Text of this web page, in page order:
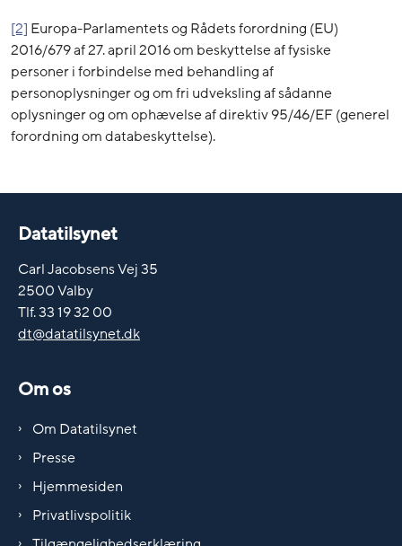
[2] Europa-Parlamentets og Rådets forordning (EU)
2016/679 af 27. april 2016 om beskyttelse af fysiske
personer i forbindelse med behandling af
personoplysninger og om fri udveksling af sådanne
oplysninger og om ophævelse af direktiv 95/46/EF (generel
forordning om databeskyttelse).
Datatilsynet
Carl Jacobsens Vej 35
2500 Valby
Tlf. 33 19 32 00
dt@datatilsynet.dk
Om os
Om Datatilsynet
Presse
Hjemmesiden
Privatlivspolitik